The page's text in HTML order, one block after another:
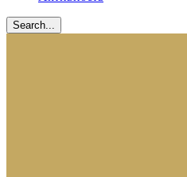
Search...